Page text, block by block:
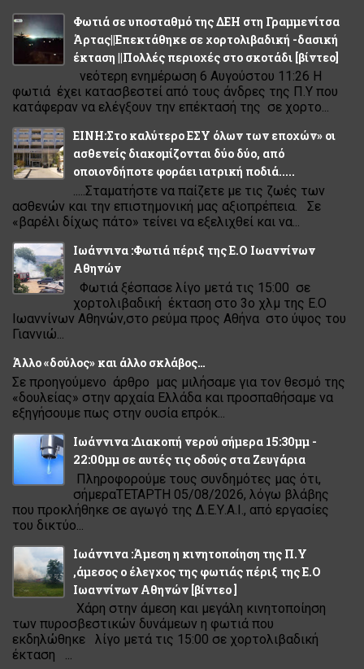
Φωτιά σε υποσταθμό της ΔΕΗ στη Γραμμενίτσα
Άρτας||Επεκτάθηκε σε χορτολιβαδική -δασική
έκταση ||Πολλές περιοχές στο σκοτάδι [βίντεο]
νεότερη ενημέρωση 6 Αυγούστου 11:26 Η
φωτιά έχει κατασβεστεί από τους άνδρες της Π.Υ που
κατάφεραν να ελέγξουν την επέκτασή της σε χορτο...
ΕΙΝΗ:Στο καλύτερο ΕΣΥ όλων των εποχών» οι
ασθενείς διακομίζονται δύο δύο, από
οποιονδήποτε φοράει ιατρική ποδιά.....
.....Σταματήστε να παίζετε με τις ζωές των
ασθενών και την επιστημονική μας αξιοπρέπεια. Σε
«βαρέλι δίχως πάτο» τείνει να εξελιχθεί και να...
Ιωάννινα :Φωτιά πέριξ της Ε.Ο Ιωαννίνων
Αθηνών
Φωτιά ξέσπασε λίγο μετά τις 15:00 σε
χορτολιβαδική έκταση στο 3ο χλμ της Ε.Ο
Ιωαννίνων Αθηνών,στο ρεύμα προς Αθήνα στο ύψος του
Γιαννιώ...
Άλλο «δούλος» και άλλο σκλάβος…
Σε προηγούμενο άρθρο μας μιλήσαμε για τον θεσμό της
«δουλείας» στην αρχαία Ελλάδα και προσπαθήσαμε να
εξηγήσουμε πως στην ουσία επρόκ...
Ιωάννινα :Διακοπή νερού σήμερα 15:30μμ -
22:00μμ σε αυτές τις οδούς στα Ζευγάρια
Πληροφορούμε τους συνδημότες μας ότι,
σήμεραΤΕΤΑΡΤΗ 05/08/2026, λόγω βλάβης
που προκλήθηκε σε αγωγό της Δ.Ε.Υ.Α.Ι., από εργασίες
του δικτύο...
Ιωάννινα :Άμεση η κινητοποίηση της Π.Υ
,άμεσος ο έλεγχος της φωτιάς πέριξ της Ε.Ο
Ιωαννίνων Αθηνών [βίντεο ]
Χάρη στην άμεση και μεγάλη κινητοποίηση
των πυροσβεστικών δυνάμεων η φωτιά που
εκδηλώθηκε λίγο μετά τις 15:00 σε χορτολιβαδική
έκταση ...